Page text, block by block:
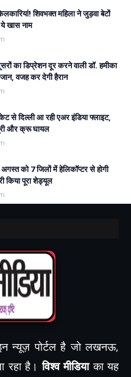
शिवभक्त महिला ने जुड़वा बेटों
खास नाम
का डिप्रेशन दूर करने वाली डॉ. हमीका
वजह कर देगी हैरान
से दिल्ली आ रही एअर इंडिया फ्लाइट,
और क्रू घायल
को 7 जिलों में हेलिकॉप्टर से होगी
किया पूरा शेड्यूल
न्यूज़ पोर्टल है जो लखनऊ,
रहा है।विश्व मीडियाका यह